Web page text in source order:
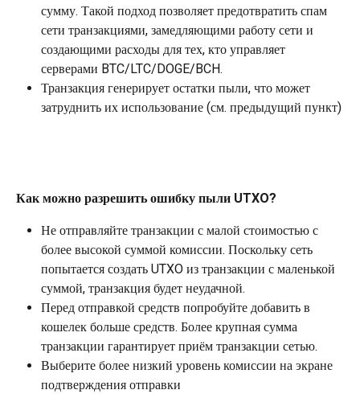
сумму. Такой подход позволяет предотвратить спам
сети транзакциями, замедляющими работу сети и
создающими расходы для тех, кто управляет
серверами BTC/LTC/DOGE/BCH.
Транзакция генерирует остатки пыли, что может
затруднить их использование (см. предыдущий пункт)
Как можно разрешить ошибку пыли UTXO?
Не отправляйте транзакции с малой стоимостью с
более высокой суммой комиссии. Поскольку сеть
попытается создать UTXO из транзакции с маленькой
суммой, транзакция будет неудачной.
Перед отправкой средств попробуйте добавить в
кошелек больше средств. Более крупная сумма
транзакции гарантирует приём транзакции сетью.
Выберите более низкий уровень комиссии на экране
подтверждения отправки